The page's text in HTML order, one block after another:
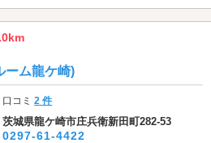
ーム龍ケ崎)
口コミ2 件
茨城県龍ケ崎市庄兵衛新田町282-53
0297-61-4422